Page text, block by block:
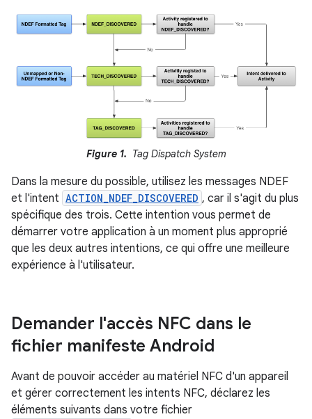
Figure 1. Tag Dispatch System
Dans la mesure du possible, utilisez les messages NDEF
et l'intent ACTION_NDEF_DISCOVERED , car il s'agit du plus
spécifique des trois. Cette intention vous permet de
démarrer votre application à un moment plus approprié
que les deux autres intentions, ce qui offre une meilleure
expérience à l'utilisateur.
Demander l'accès NFC dans le
fichier manifeste Android
Avant de pouvoir accéder au matériel NFC d'un appareil
et gérer correctement les intents NFC, déclarez les
éléments suivants dans votre fichier